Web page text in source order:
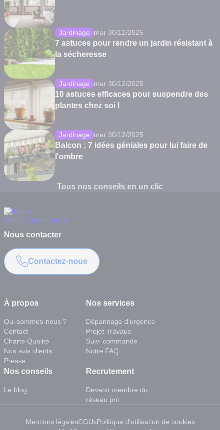
Jardinage mar 30/12/2025
7 astuces pour rendre un jardin résistant à
la sécheresse
Jardinage mar 30/12/2025
10 astuces efficaces pour suspendre des
plantes chez soi !
Jardinage mar 30/12/2025
Balcon : 7 idées géniales pour lui faire de
l'ombre
Tous nos conseils en un clic
À propos
Qui sommes-nous ?
Contact
Charte Qualité
Nos avis clients
Presse
Nos services
Dépannage d'urgence
Projet Travaux
Suivi commande
Notre FAQ
Nos conseils
Le blog
Recrutement
Devenir membre du
réseau pro
Nous contacter
Contactez-nous
Mentions légalesCGUsPolitique d'utilisation de cookies